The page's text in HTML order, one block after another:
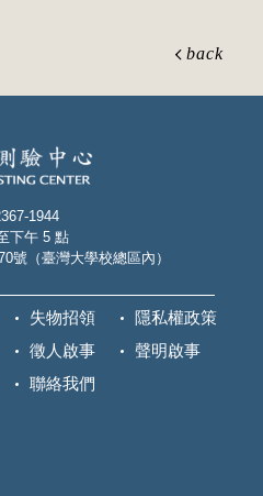
back
1944
下午 5 點
號（臺灣大學校總區內）
失物招領
徵人啟事
聯絡我們
隱私權政策
聲明啟事